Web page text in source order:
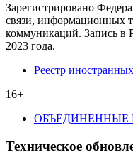
Зарегистрировано
связи, информационных
коммуникаций. Запись в
2023 года.
Реестр
16+
ОБЪЕДИНЕННЫЕ
Техническое